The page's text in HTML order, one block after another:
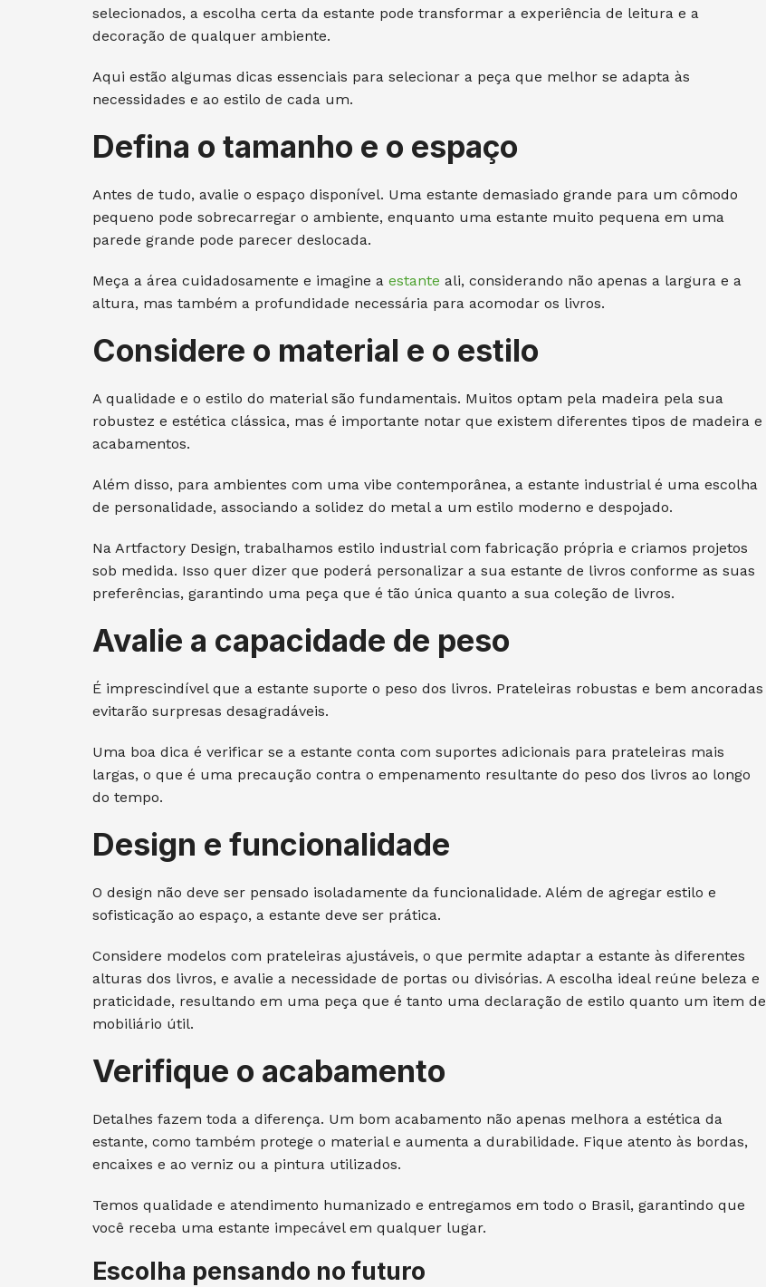
selecionados, a escolha certa da estante pode transformar a experiência de leitura e a
decoração de qualquer ambiente.
Aqui estão algumas dicas essenciais para selecionar a peça que melhor se adapta às
necessidades e ao estilo de cada um.
Defina o tamanho e o espaço
Antes de tudo, avalie o espaço disponível. Uma estante demasiado grande para um cômodo
pequeno pode sobrecarregar o ambiente, enquanto uma estante muito pequena em uma
parede grande pode parecer deslocada.
Meça a área cuidadosamente e imagine a estante ali, considerando não apenas a largura e a
altura, mas também a profundidade necessária para acomodar os livros.
Considere o material e o estilo
A qualidade e o estilo do material são fundamentais. Muitos optam pela madeira pela sua
robustez e estética clássica, mas é importante notar que existem diferentes tipos de madeira e
acabamentos.
Além disso, para ambientes com uma vibe contemporânea, a estante industrial é uma escolha
de personalidade, associando a solidez do metal a um estilo moderno e despojado.
Na Artfactory Design, trabalhamos estilo industrial com fabricação própria e criamos projetos
sob medida. Isso quer dizer que poderá personalizar a sua estante de livros conforme as suas
preferências, garantindo uma peça que é tão única quanto a sua coleção de livros.
Avalie a capacidade de peso
É imprescindível que a estante suporte o peso dos livros. Prateleiras robustas e bem ancoradas
evitarão surpresas desagradáveis.
Uma boa dica é verificar se a estante conta com suportes adicionais para prateleiras mais
largas, o que é uma precaução contra o empenamento resultante do peso dos livros ao longo
do tempo.
Design e funcionalidade
O design não deve ser pensado isoladamente da funcionalidade. Além de agregar estilo e
sofisticação ao espaço, a estante deve ser prática.
Considere modelos com prateleiras ajustáveis, o que permite adaptar a estante às diferentes
alturas dos livros, e avalie a necessidade de portas ou divisórias. A escolha ideal reúne beleza e
praticidade, resultando em uma peça que é tanto uma declaração de estilo quanto um item de
mobiliário útil.
Verifique o acabamento
Detalhes fazem toda a diferença. Um bom acabamento não apenas melhora a estética da
estante, como também protege o material e aumenta a durabilidade. Fique atento às bordas,
encaixes e ao verniz ou a pintura utilizados.
Temos qualidade e atendimento humanizado e entregamos em todo o Brasil, garantindo que
você receba uma estante impecável em qualquer lugar.
Escolha pensando no futuro